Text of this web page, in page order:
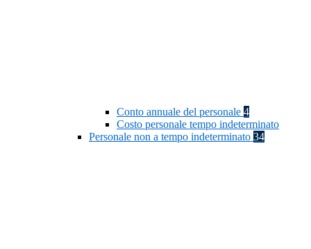
Conto annuale del personale 4
Costo personale tempo indeterminato
Personale non a tempo indeterminato 34